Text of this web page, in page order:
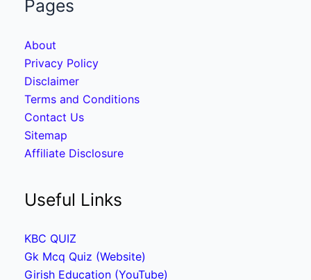
Pages
About
Privacy Policy
Disclaimer
Terms and Conditions
Contact Us
Sitemap
Affiliate Disclosure
Useful Links
KBC QUIZ
Gk Mcq Quiz (Website)
Girish Education (YouTube)